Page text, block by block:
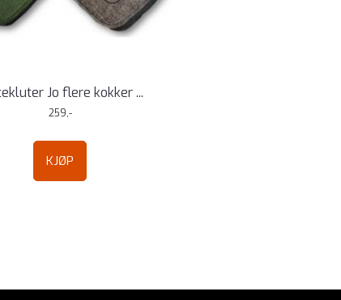
Jo flere kokker ...
259,-
KJØP